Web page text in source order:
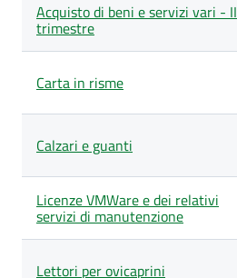
Acquisto di beni e servizi vari - II
trimestre
Carta in risme
Calzari e guanti
Licenze VMWare e dei relativi
servizi di manutenzione
Lettori per ovicaprini